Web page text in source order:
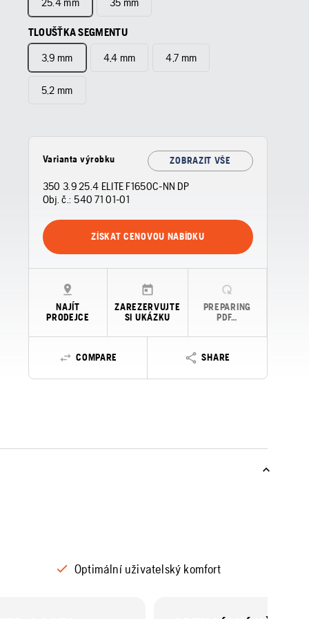
TLOUŠŤKA SEGMENTU
3,9 mm
4,4 mm 4,7 mm
5,2 mm
Varianta výrobku ZOBRAZIT VŠE
350 3.9 25.4 ELITE F1650C-NN DP
Obj. č.: 540 71 01‑01
ZÍSKAT CENOVOU NABÍDKU
NAJÍT
PRODEJCE
ZAREZERVUJTE
SI UKÁZKU
PREPARING
PDF…
COMPARE SHARE
Optimální uživatelský komfort